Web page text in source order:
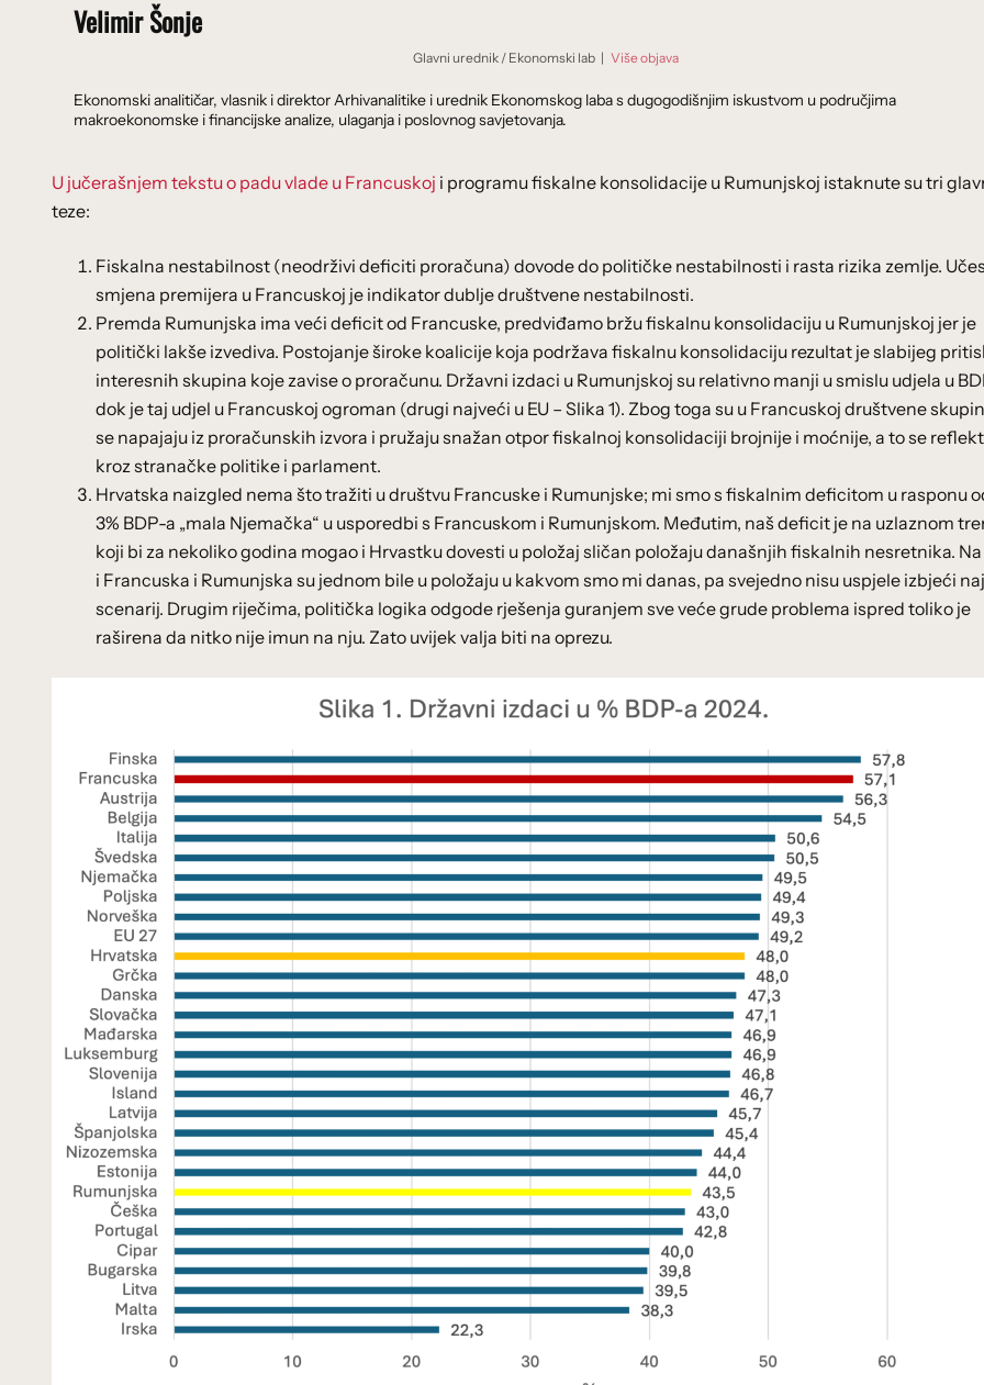
Velimir Šonje
Glavni urednik / Ekonomski lab | Više objava
Ekonomski analitičar, vlasnik i direktor Arhivanalitike i urednik Ekonomskog laba s dugogodišnjim iskustvom u područjima
makroekonomske i financijske analize, ulaganja i poslovnog savjetovanja.
U jučerašnjem tekstu o padu vlade u Francuskoj i programu fiskalne konsolidacije u Rumunjskoj istaknute su tri
teze:
Fiskalna nestabilnost (neodrživi deficiti proračuna) dovode do političke nestabilnosti i rasta rizika zemlje.
smjena premijera u Francuskoj je indikator dublje društvene nestabilnosti.
Premda Rumunjska ima veći deficit od Francuske, predviđamo bržu fiskalnu konsolidaciju u Rumunjskoj jer je
politički lakše izvediva. Postojanje široke koalicije koja podržava fiskalnu konsolidaciju rezultat je slabijeg
interesnih skupina koje zavise o proračunu. Državni izdaci u Rumunjskoj su relativno manji u smislu udjela u
dok je taj udjel u Francuskoj ogroman (drugi najveći u EU – Slika 1). Zbog toga su u Francuskoj društvene
se napajaju iz proračunskih izvora i pružaju snažan otpor fiskalnoj konsolidaciji brojnije i moćnije, a to se
kroz stranačke politike i parlament.
Hrvatska naizgled nema što tražiti u društvu Francuske i Rumunjske; mi smo s fiskalnim deficitom u rasponu
3% BDP-a „mala Njemačka“ u usporedbi s Francuskom i Rumunjskom. Međutim, naš deficit je na uzlaznom
koji bi za nekoliko godina mogao i Hrvastku dovesti u položaj sličan položaju današnjih fiskalnih nesretnika.
i Francuska i Rumunjska su jednom bile u položaju u kakvom smo mi danas, pa svejedno nisu uspjele izbjeći
scenarij. Drugim riječima, politička logika odgode rješenja guranjem sve veće grude problema ispred toliko je
raširena da nitko nije imun na nju. Zato uvijek valja biti na oprezu.